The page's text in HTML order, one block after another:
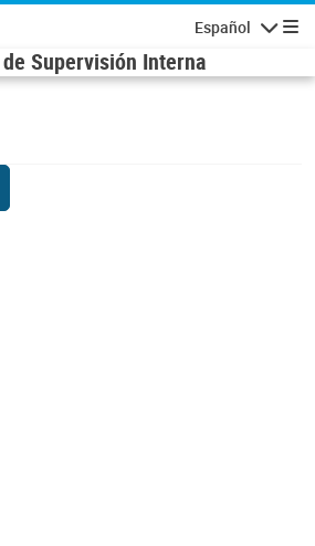
Español
Supervisión Interna